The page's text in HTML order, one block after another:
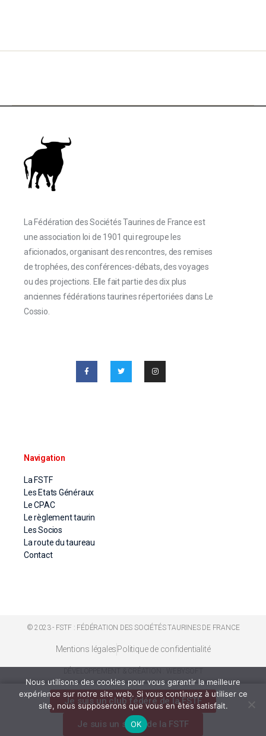
La Fédération des Sociétés Taurines de France est
une association loi de 1901 qui regroupe les
aficionados, organisant des rencontres, des remises
de trophées, des conférences-débats, des voyages
ou des projections. Elle fait partie des dix plus
anciennes fédérations taurines répertoriées dans Le
Cossio.
Navigation
La FSTF
Les Etats Généraux
Le CPAC
Le règlement taurin
Les Socios
La route du taureau
Contact
© 2023 - FSTF : FÉDÉRATION DES SOCIÉTÉS TAURINES DE FRANCE
Mentions légalesPolitique de confidentialité
Je suis un club fédéré de la FSTF
Je suis un socio de la FSTF
Nous utilisons des cookies pour vous garantir la meilleure
expérience sur notre site web. Si vous continuez à utiliser ce
site, nous supposerons que vous en êtes satisfait.
OK